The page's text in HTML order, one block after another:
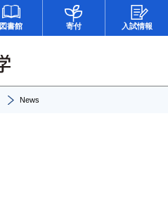
図書館 寄付 入試情報
News